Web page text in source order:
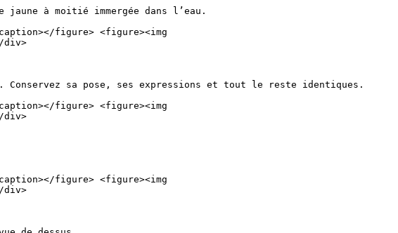
jaune à moitié immergée dans l’eau.
figure> <figure><img
div>
sa pose, ses expressions et tout le reste identiques.
figure> <figure><img
div>
figure> <figure><img
div>